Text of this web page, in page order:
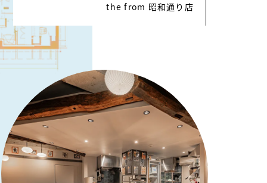
the from 昭和通り店